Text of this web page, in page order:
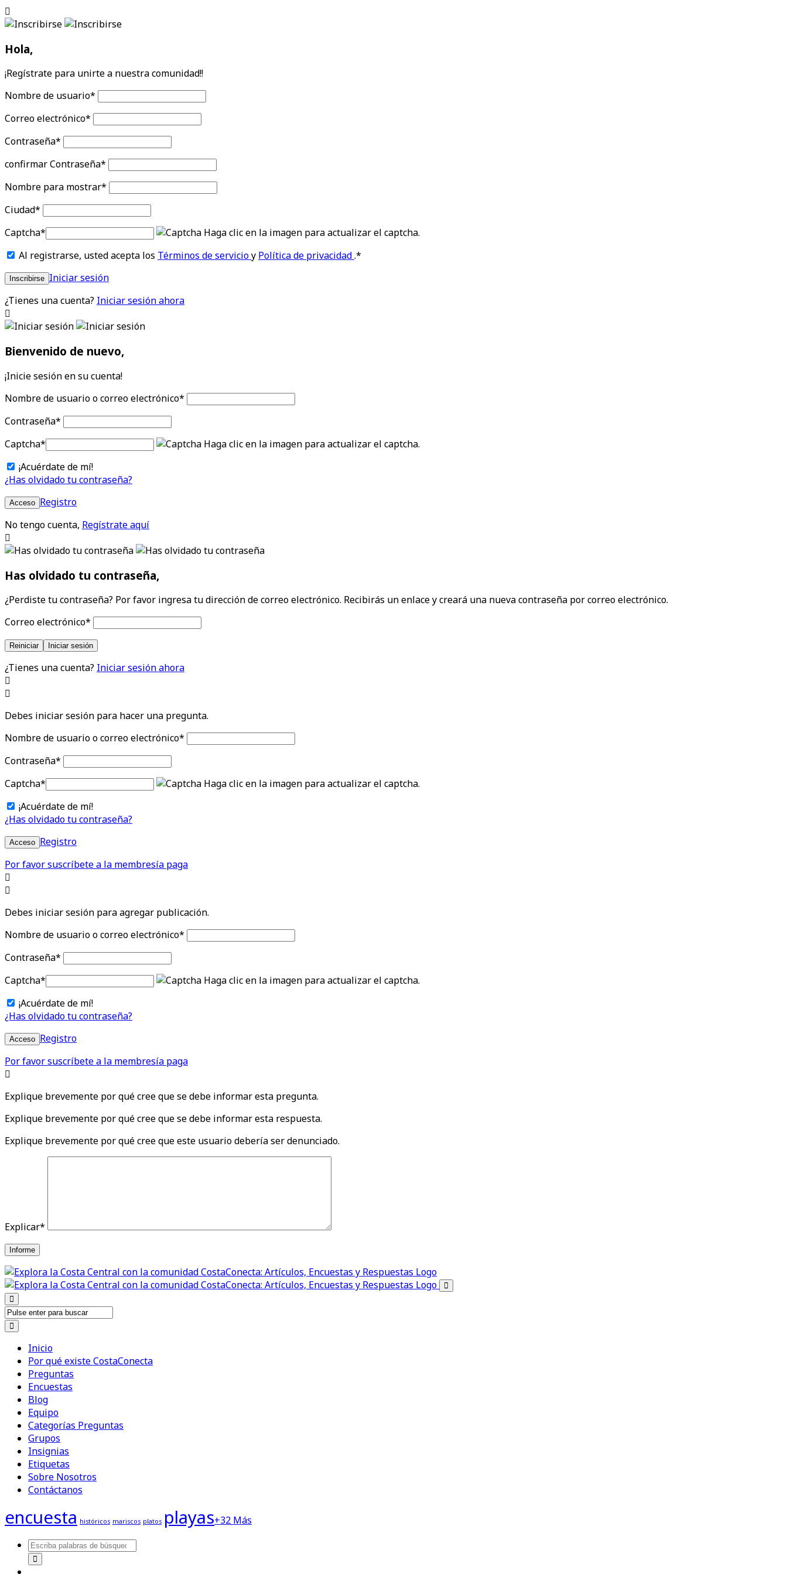
Hola,
¡Regístrate para unirte a nuestra comunidad!!
Nombre de usuario*
Correo electrónico*
Contraseña*
confirmar Contraseña*
Nombre para mostrar*
Ciudad*
Captcha*
Haga clic en la imagen para actualizar el captcha.
Al registrarse, usted acepta los Términos de servicioy Política de privacidad.*
Inscribirse Iniciar sesión
¿Tienes una cuenta? Iniciar sesión ahora
Bienvenido de nuevo,
¡Inicie sesión en su cuenta!
Nombre de usuario o correo electrónico*
Contraseña*
Captcha*
Haga clic en la imagen para actualizar el captcha.
¡Acuérdate de mí!
¿Has olvidado tu contraseña?
Acceso Registro
No tengo cuenta, Regístrate aquí
Has olvidado tu contraseña,
¿Perdiste tu contraseña? Por favor ingresa tu dirección de correo electrónico. Recibirás un enlace y creará una nueva contraseña por correo electrónico.
Correo electrónico*
Reiniciar Iniciar sesión
¿Tienes una cuenta? Iniciar sesión ahora
Debes iniciar sesión para hacer una pregunta.
Nombre de usuario o correo electrónico*
Contraseña*
Captcha*
Haga clic en la imagen para actualizar el captcha.
¡Acuérdate de mí!
¿Has olvidado tu contraseña?
Acceso Registro
Por favor suscríbete a la membresía paga
Debes iniciar sesión para agregar publicación.
Nombre de usuario o correo electrónico*
Contraseña*
Captcha*
Haga clic en la imagen para actualizar el captcha.
¡Acuérdate de mí!
¿Has olvidado tu contraseña?
Acceso Registro
Por favor suscríbete a la membresía paga
Explique brevemente por qué cree que se debe informar esta pregunta.
Explique brevemente por qué cree que se debe informar esta respuesta.
Explique brevemente por qué cree que este usuario debería ser denunciado.
Explicar*
Informe
Inicio
Por qué existe CostaConecta
Preguntas
Encuestas
Blog
Equipo
Categorías Preguntas
Grupos
Insignias
Etiquetas
Sobre Nosotros
Contáctanos
encuesta históricos mariscos platos playas+32 Más